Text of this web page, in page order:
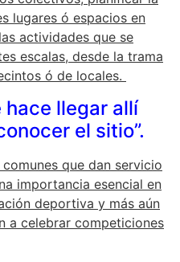
lugares ó espacios en
actividades que se
escalas, desde la trama
ó de locales.
hace llegar allí
el sitio”.
que dan servicio
importancia esencial en
deportiva y más aún
a celebrar competiciones